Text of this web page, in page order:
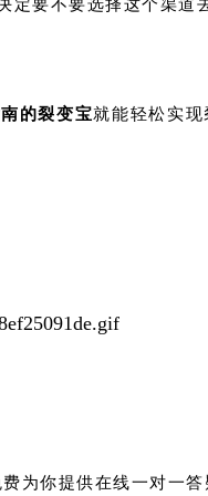
的裂变宝就能轻松实现
为你提供在线一对一答